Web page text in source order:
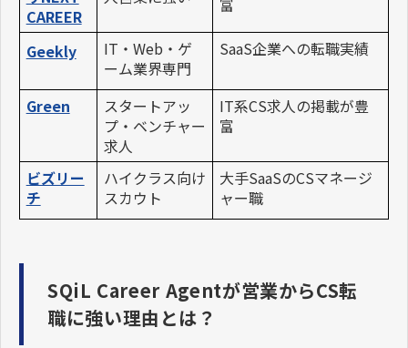
CAREER
Geekly
IT・Web・ゲ
ーム業界専門
SaaS企業への転職実績
Green
スタートアッ
プ・ベンチャー
求人
IT系CS求人の掲載が豊
富
ビズリー
チ
ハイクラス向け
スカウト
大手SaaSのCSマネージ
ャー職
SQiL Career Agentが営業からCS転
職に強い理由とは？